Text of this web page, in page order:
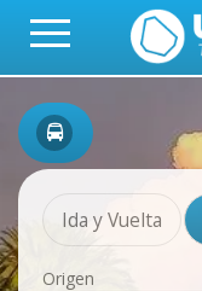
Ida y Vuelta
Origen